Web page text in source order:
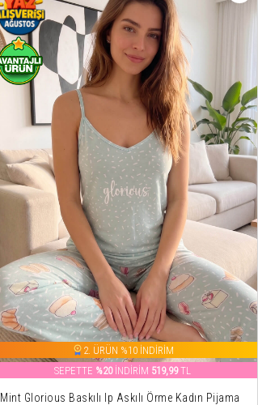
2. ÜRÜN %10 İNDİRİM
SEPETTE %20İNDİRİM 519,99TL
Mint Glorious Baskılı Ip Askılı Örme Kadın Pijama